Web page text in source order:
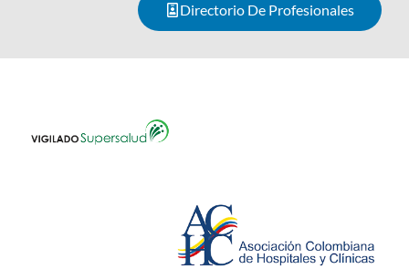
Directorio De Profesionales